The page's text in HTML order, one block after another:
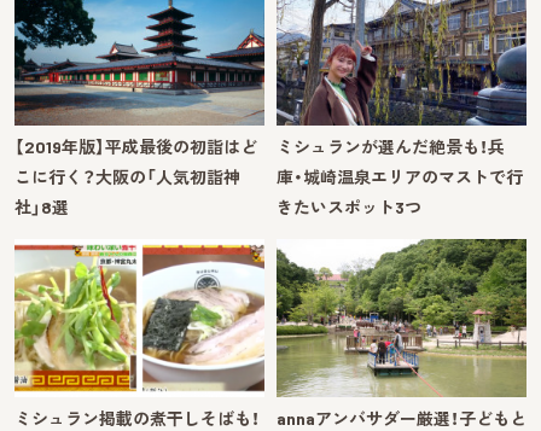
【2019年版】平成最後の初詣はど
こに行く？大阪の「人気初詣神
社」8選
ミシュランが選んだ絶景も！兵
庫・城崎温泉エリアのマストで行
きたいスポット3つ
ミシュラン掲載の煮干しそばも！
annaアンバサダー厳選！子どもと